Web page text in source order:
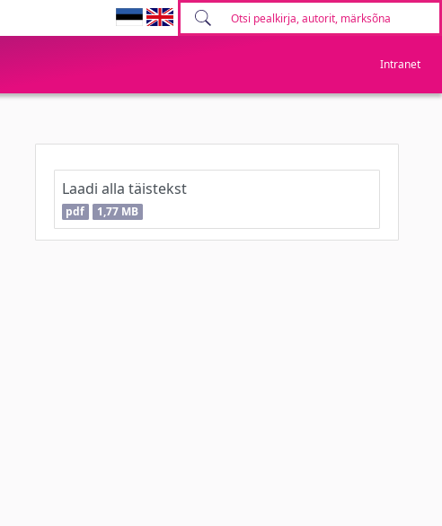
Intranet
Laadi alla täistekst
pdf 1,77 MB